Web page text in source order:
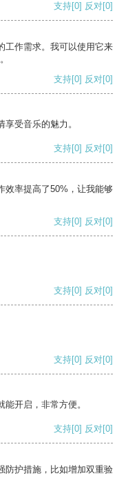
支持[0] 反对[0]
工作需求。我可以使用它来
支持[0] 反对[0]
受音乐的魅力。
支持[0] 反对[0]
效率提高了50%，让我能够
支持[0] 反对[0]
支持[0] 反对[0]
支持[0] 反对[0]
开启，非常方便。
支持[0] 反对[0]
防护措施，比如增加双重验